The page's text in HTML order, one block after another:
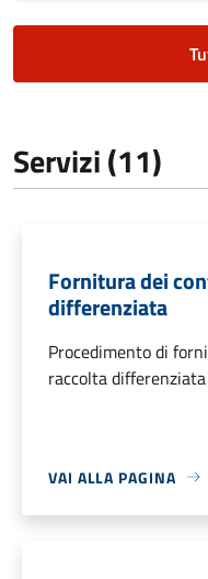
Servizi (11)
Fornitura dei
differenziata
Procedimento di
raccolta differenziata
VAI ALLA PAGINA